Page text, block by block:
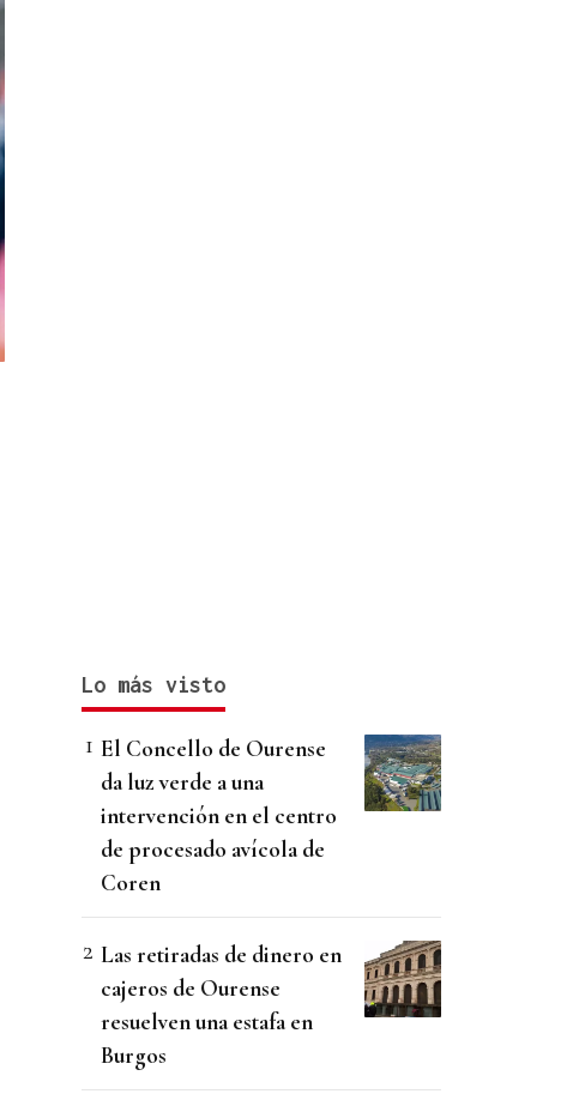
Lo más visto
El Concello de Ourense
da luz verde a una
intervención en el centro
de procesado avícola de
Coren
Las retiradas de dinero en
cajeros de Ourense
resuelven una estafa en
Burgos